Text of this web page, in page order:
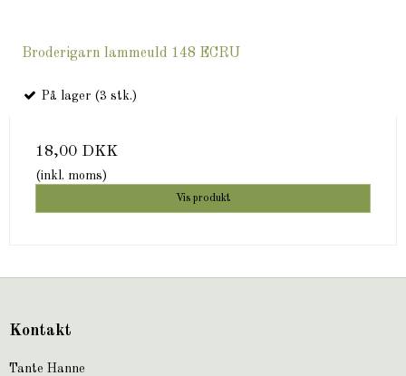
Broderigarn lammeuld 148 ECRU
På lager (3 stk.)
18,00 DKK
(inkl. moms)
Vis produkt
Kontakt
Tante Hanne